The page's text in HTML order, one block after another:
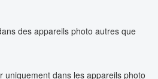
des appareils photo autres que
uniquement dans les appareils photo